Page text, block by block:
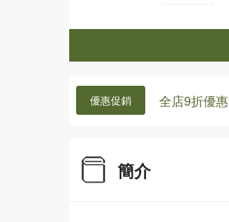
優惠促銷 全店9折優惠
簡介